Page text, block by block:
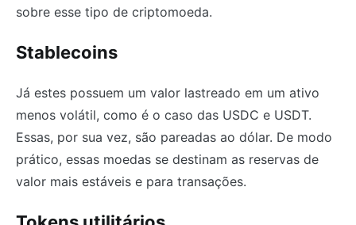
sobre esse tipo de criptomoeda.
Stablecoins
Já estes possuem um valor lastreado em um ativo
menos volátil, como é o caso das USDC e USDT.
Essas, por sua vez, são pareadas ao dólar. De modo
prático, essas moedas se destinam as reservas de
valor mais estáveis e para transações.